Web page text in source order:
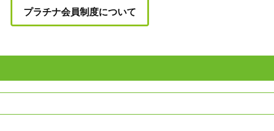
プラチナ会員制度について